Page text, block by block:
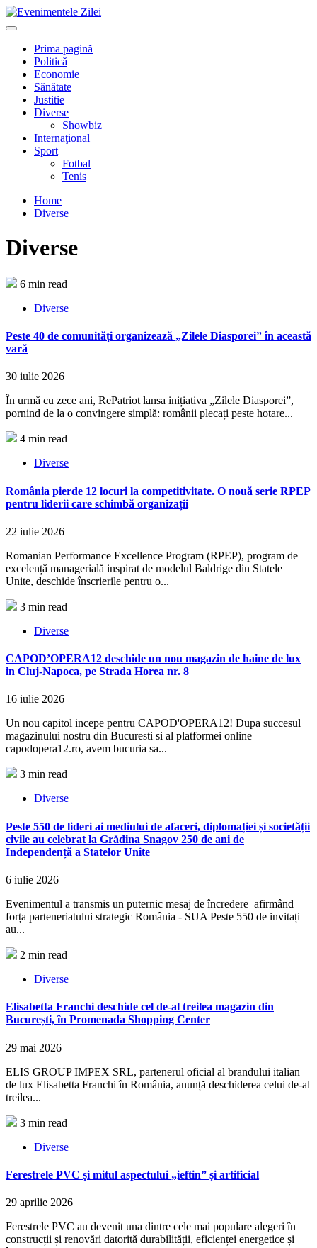
Mergi
la
Primary
Prima pagină
Politică
Economie
Sănătate
Justitie
Diverse
Showbiz
Internaţional
Sport
Fotbal
Tenis
Home
Diverse
Diverse
6 min read
Diverse
Peste 40 de comunități organizează „Zilele Diasporei” în această
vară
30 iulie 2026
În urmă cu zece ani, RePatriot lansa inițiativa „Zilele Diasporei”,
pornind de la o convingere simplă: românii plecați peste hotare...
4 min read
Diverse
România pierde 12 locuri la competitivitate. O nouă serie RPEP
pentru liderii care schimbă organizații
22 iulie 2026
Romanian Performance Excellence Program (RPEP), program de
excelență managerială inspirat de modelul Baldrige din Statele
Unite, deschide înscrierile pentru o...
3 min read
Diverse
CAPOD’OPERA12 deschide un nou magazin de haine de lux
in Cluj-Napoca, pe Strada Horea nr. 8
16 iulie 2026
Un nou capitol incepe pentru CAPOD'OPERA12! Dupa succesul
magazinului nostru din Bucuresti si al platformei online
capodopera12.ro, avem bucuria sa...
3 min read
Diverse
Peste 550 de lideri ai mediului de afaceri, diplomației și societății
civile au celebrat la Grădina Snagov 250 de ani de
Independență a Statelor Unite
6 iulie 2026
Evenimentul a transmis un puternic mesaj de încredere afirmând
forța parteneriatului strategic România - SUA Peste 550 de invitați
au...
2 min read
Diverse
Elisabetta Franchi deschide cel de-al treilea magazin din
București, în Promenada Shopping Center
29 mai 2026
ELIS GROUP IMPEX SRL, partenerul oficial al brandului italian
de lux Elisabetta Franchi în România, anunță deschiderea celui de-al
treilea...
3 min read
Diverse
Ferestrele PVC și mitul aspectului „ieftin” și artificial
29 aprilie 2026
Ferestrele PVC au devenit una dintre cele mai populare alegeri în
construcții și renovări datorită durabilității, eficienței energetice și